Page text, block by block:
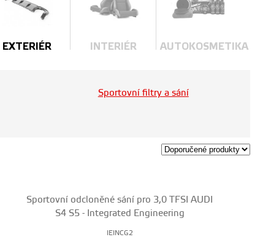
EXTERIÉR INTERIÉR AUTOKOSMETIKA
Sportovní filtry a sání
Sportovní odcloněné sání pro 3,0 TFSI AUDI
S4 S5 - Integrated Engineering
IEINCG2